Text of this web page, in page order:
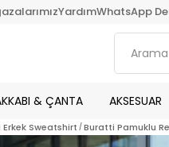
YardımWhatsApp
& ÇANTA AKSESUAR
Sweatshirt Buratti Pamuklu